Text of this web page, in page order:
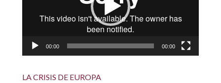
00:00 00:00
LA CRISIS DE EUROPA